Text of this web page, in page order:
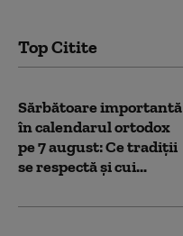
Top Citite
Sărbătoare importantă
în calendarul ortodox
pe 7 august: Ce tradiții
se respectă și cui...